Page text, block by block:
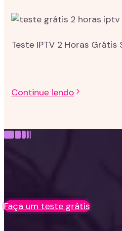
Teste IPTV 2 Horas Grátis
Continue lendo
Faça um teste grátis